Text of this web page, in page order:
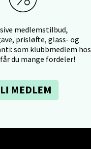
medlemstilbud,
prisløfte, glass- og
som klubbmedlem hos
du mange fordeler!
MEDLEM